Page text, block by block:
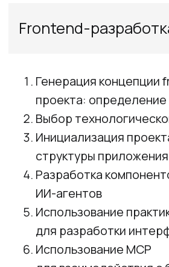
Отправляя форму, вы принимаете
«Соглашение
обработке персональных данных»и условия
использования»
Оставить заявку